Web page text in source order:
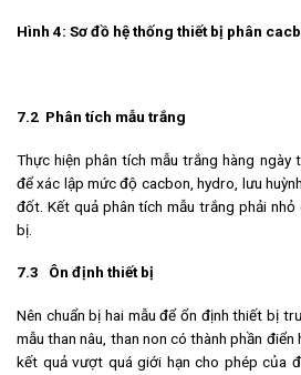
Hình 4: Sơ đồ hệ thống thiết bị phân
7.2 Phân tích mẫu trắng
Thực hiện phân tích mẫu trắng hàng
để xác lập mức độ cacbon, hydro, lưu
đốt. Kết quả phân tích mẫu trắng phải
bị.
7.3 Ôn định thiết bị
Nên chuẩn bị hai mẫu để ổn định thiết bị
mẫu than nâu, than non có thành phần điển
kết quả vượt quá giới hạn cho phép của